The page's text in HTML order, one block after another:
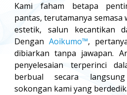
Kami faham betapa
pantas, terutamanya
estetik, salun kecantikan
Dengan Aoikumo™,
dibiarkan tanpa jawapan.
penyelesaian terperinci
berbual secara
sokongan kami yang